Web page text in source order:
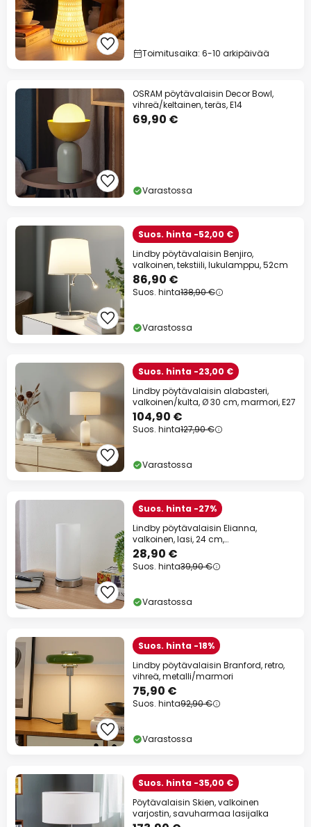
Toimitusaika: 6-10 arkipäivää
OSRAM pöytävalaisin Decor Bowl,
vihreä/keltainen, teräs, E14
69,90 €
Varastossa
Suos. hinta -52,00 €
Lindby pöytävalaisin Benjiro,
valkoinen, tekstiili, lukulamppu, 52cm
86,90 €
Suos. hinta138,90 €
Varastossa
Suos. hinta -23,00 €
Lindby pöytävalaisin alabasteri,
valkoinen/kulta, Ø 30 cm, marmori, E27
104,90 €
Suos. hinta127,90 €
Varastossa
Suos. hinta -27%
Lindby pöytävalaisin Elianna,
valkoinen, lasi, 24 cm,
himmennettävä, E14
28,90 €
Suos. hinta39,90 €
Varastossa
Suos. hinta -18%
Lindby pöytävalaisin Branford, retro,
vihreä, metalli/marmori
75,90 €
Suos. hinta92,90 €
Varastossa
Suos. hinta -35,00 €
Pöytävalaisin Skien, valkoinen
varjostin, savuharmaa lasijalka